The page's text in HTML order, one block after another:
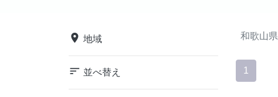
place 地域
sort 並べ替え
和歌山県
1